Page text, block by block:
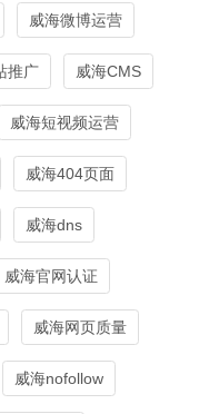
威海微博运营
推广 威海CMS
威海短视频运营
威海404页面
威海dns
威海官网认证
威海网页质量
威海nofollow